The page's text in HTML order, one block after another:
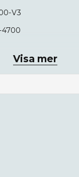
V3
Visa mer
produkten...